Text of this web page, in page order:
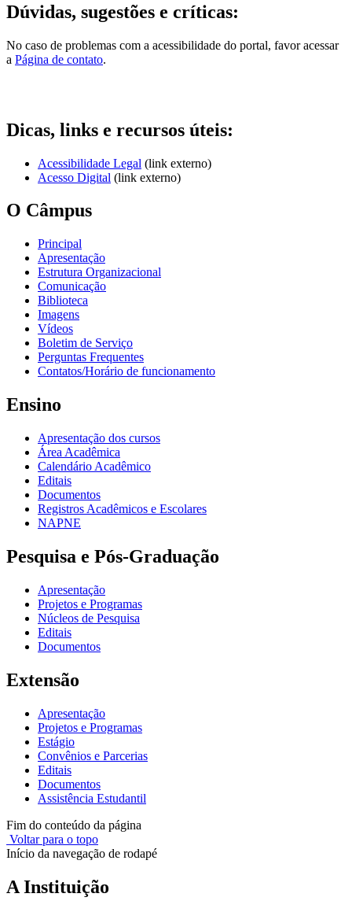
Dúvidas, sugestões e críticas:
No caso de problemas com a acessibilidade do portal, favor acessar
a Página de contato.
Dicas, links e recursos úteis:
Acessibilidade Legal (link externo)
Acesso Digital (link externo)
O Câmpus
Principal
Apresentação
Estrutura Organizacional
Comunicação
Biblioteca
Imagens
Vídeos
Boletim de Serviço
Perguntas Frequentes
Contatos/Horário de funcionamento
Ensino
Apresentação dos cursos
Área Acadêmica
Calendário Acadêmico
Editais
Documentos
Registros Acadêmicos e Escolares
NAPNE
Pesquisa e Pós-Graduação
Apresentação
Projetos e Programas
Núcleos de Pesquisa
Editais
Documentos
Extensão
Apresentação
Projetos e Programas
Estágio
Convênios e Parcerias
Editais
Documentos
Assistência Estudantil
Fim do conteúdo da página
Voltar para o topo
Início da navegação de rodapé
A Instituição